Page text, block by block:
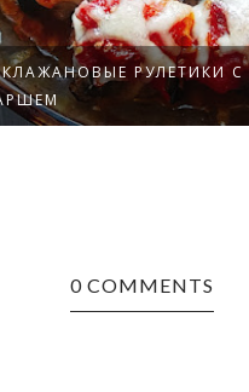
СПАГЕТТИ С ФАРШЕМ И
ОВОЩАМИ
0 COMMENTS